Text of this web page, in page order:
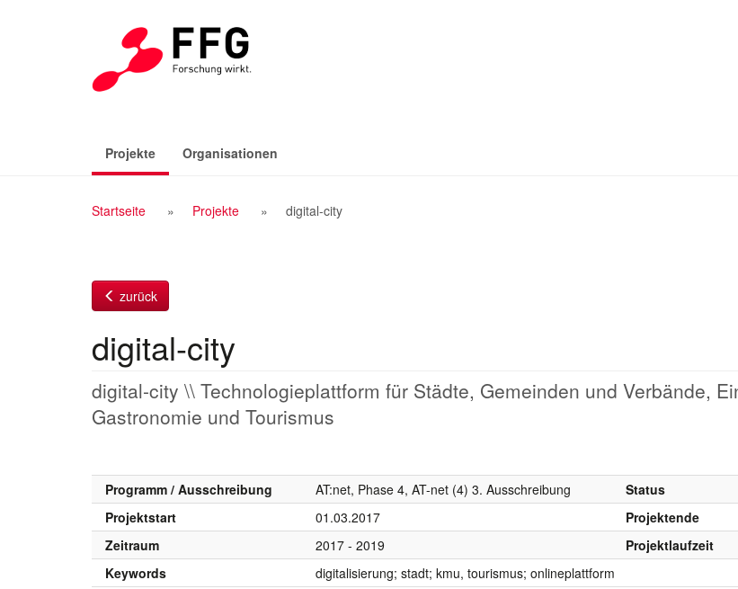
Projekte(aktiv)Organisationen
Breadcrumb
Startseite Projekte digital-city
zurück
digital-city
digital-city \\ Technologieplattform für Städte, Gemeinden und Verbände,
Gastronomie und Tourismus
Programm / Ausschreibung AT:net, Phase 4, AT-net (4) 3. Ausschreibung Status
Projektstart
01.03.2017 Projektende
Zeitraum
2017 - 2019 Projektlaufzeit
Keywords
digitalisierung; stadt; kmu, tourismus; onlineplattform